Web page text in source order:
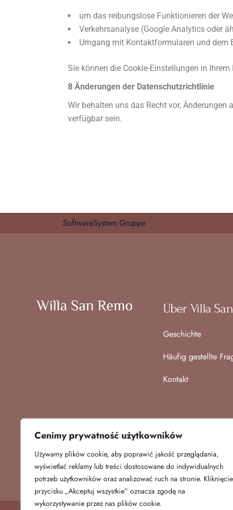
Cenimy prywatność użytkowników
Używamy plików cookie, aby poprawić jakość przeglądania,
wyświetlać reklamy lub treści dostosowane do indywidualnych
potrzeb użytkowników oraz analizować ruch na stronie. Kliknięcie
przycisku „Akceptuj wszystkie” oznacza zgodę na
wykorzystywanie przez nas plików cookie.
um das reibungslose Funktionieren der
Verkehrsanalyse (Google Analytics oder
Umgang mit Kontaktformularen und dem
Sie können die Cookie-Einstellungen in
8 Änderungen der Datenschutzrichtlinie
Wir behalten uns das Recht vor,
verfügbar sein.
SoftwareSystem Gruppe
Über Villa
Geschichte
Häufig gestellte
Kontakt